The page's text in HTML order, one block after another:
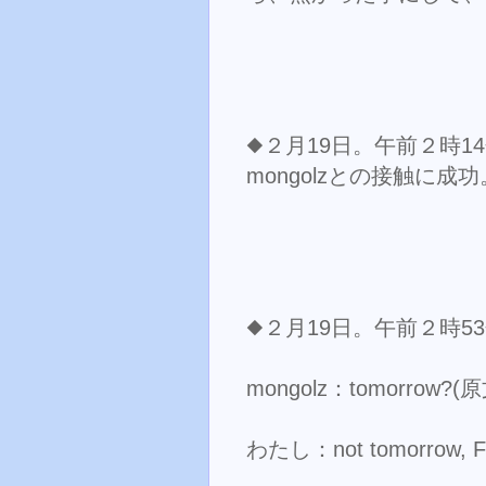
◆２月19日。午前２時
mongolzとの接触に成功
◆２月19日。午前２時
mongolz：tomorrow?(
わたし：not tomorrow,